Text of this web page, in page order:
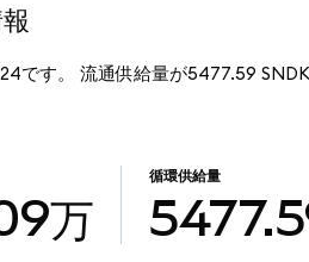
です。 流通供給量が5477.59
万
循環供給量